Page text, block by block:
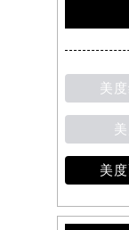
美
美